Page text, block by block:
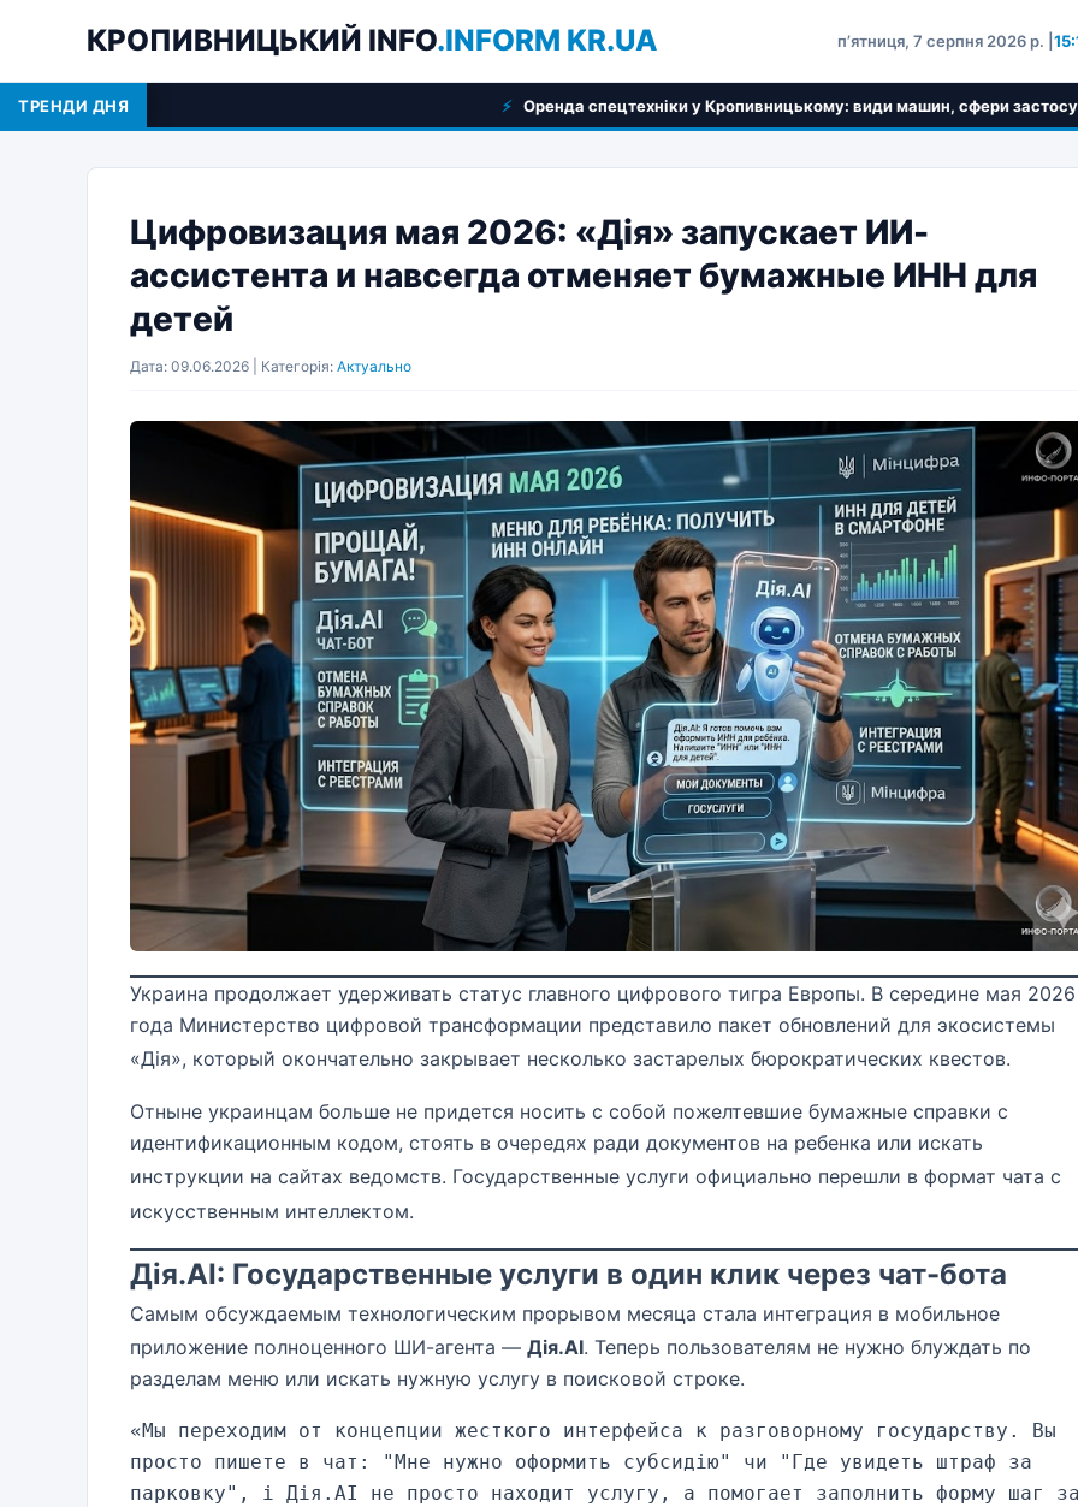
КРОПИВНИЦЬКИЙ INFO.INFORM KR.UA пʼятниця, 7 серпня 2026 р. |
ТРЕНДИ ДНЯ Оренда спецтехніки у Кропивницькому: види машин, сфери застосування та критерії
Цифровизация мая 2026: «Дія» запускает ИИ-
ассистента и навсегда отменяет бумажные ИНН для
детей
Дата: 09.06.2026 | Категорія: Актуально
Украина продолжает удерживать статус главного цифрового тигра Европы. В середине мая 2026
года Министерство цифровой трансформации представило пакет обновлений для экосистемы
«Дія», который окончательно закрывает несколько застарелых бюрократических квестов.
Отныне украинцам больше не придется носить с собой пожелтевшие бумажные справки с
идентификационным кодом, стоять в очередях ради документов на ребенка или искать
инструкции на сайтах ведомств. Государственные услуги официально перешли в формат чата с
искусственным интеллектом.
Дія.AI: Государственные услуги в один клик через чат-бота
Самым обсуждаемым технологическим прорывом месяца стала интеграция в мобильное
приложение полноценного ШИ-агента — Дія.AI. Теперь пользователям не нужно блуждать по
разделам меню или искать нужную услугу в поисковой строке.
«Мы переходим от концепции жесткого интерфейса к разговорному государству. Вы
просто пишете в чат: "Мне нужно оформить субсидію" чи "Где увидеть штраф за
парковку", і Дія.AI не просто находит услугу, а помогает заполнить форму шаг